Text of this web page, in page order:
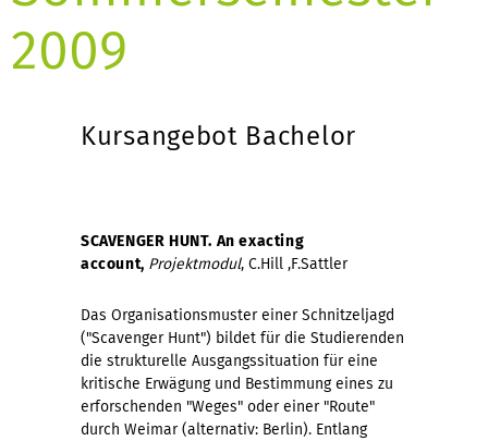
2009
Kursangebot Bachelor
SCAVENGER HUNT. An exacting
account, Projektmodul, C.Hill ,F.Sattler
Das Organisationsmuster einer Schnitzeljagd
("Scavenger Hunt") bildet für die Studierenden
die strukturelle Ausgangssituation für eine
kritische Erwägung und Bestimmung eines zu
erforschenden "Weges" oder einer "Route"
durch Weimar (alternativ: Berlin). Entlang